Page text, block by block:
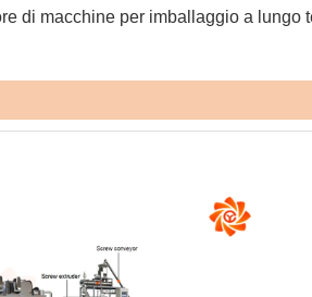
di macchine per imballaggio a lungo